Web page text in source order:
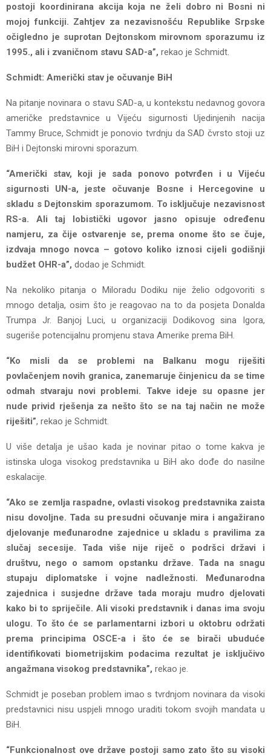
postoji koordinirana akcija koja ne želi dobro ni Bosni ni
mojoj funkciji. Zahtjev za nezavisnošću Republike Srpske
očigledno je suprotan Dejtonskom mirovnom sporazumu iz
1995., ali i zvaničnom stavu SAD-a”, rekao je Schmidt.
Schmidt: Američki stav je očuvanje BiH
Na pitanje novinara o stavu SAD-a, u kontekstu nedavnog govora
američke predstavnice u Vijeću sigurnosti Ujedinjenih nacija
Tammy Bruce, Schmidt je ponovio tvrdnju da SAD čvrsto stoji uz
BiH i Dejtonski mirovni sporazum.
“Američki stav, koji je sada ponovo potvrđen i u Vijeću
sigurnosti UN-a, jeste očuvanje Bosne i Hercegovine u
skladu s Dejtonskim sporazumom. To isključuje nezavisnost
RS-a. Ali taj lobistički ugovor jasno opisuje određenu
namjeru, za čije ostvarenje se, prema onome što se čuje,
izdvaja mnogo novca – gotovo koliko iznosi cijeli godišnji
budžet OHR-a”, dodao je Schmidt.
Na nekoliko pitanja o Miloradu Dodiku nije želio odgovoriti s
mnogo detalja, osim što je reagovao na to da posjeta Donalda
Trumpa Jr. Banjoj Luci, u organizaciji Dodikovog sina Igora,
sugeriše potencijalnu promjenu stava Amerike prema BiH.
“Ko misli da se problemi na Balkanu mogu riješiti
povlačenjem novih granica, zanemaruje činjenicu da se time
odmah stvaraju novi problemi. Takve ideje su opasne jer
nude privid rješenja za nešto što se na taj način ne može
riješiti”, rekao je Schmidt.
U više detalja je ušao kada je novinar pitao o tome kakva je
istinska uloga visokog predstavnika u BiH ako dođe do nasilne
eskalacije.
“Ako se zemlja raspadne, ovlasti visokog predstavnika zaista
nisu dovoljne. Tada su presudni očuvanje mira i angažirano
djelovanje međunarodne zajednice u skladu s pravilima za
slučaj secesije. Tada više nije riječ o podršci državi i
društvu, nego o samom opstanku države. Tada na snagu
stupaju diplomatske i vojne nadležnosti. Međunarodna
zajednica i susjedne države tada moraju mudro djelovati
kako bi to spriječile. Ali visoki predstavnik i danas ima svoju
ulogu. To što će se parlamentarni izbori u oktobru održati
prema principima OSCE-a i što će se birači ubuduće
identifikovati biometrijskim podacima rezultat je isključivo
angažmana visokog predstavnika”, rekao je.
Schmidt je poseban problem imao s tvrdnjom novinara da visoki
predstavnici nisu uspjeli mnogo uraditi tokom svojih mandata u
BiH.
“Funkcionalnost ove države postoji samo zato što su visoki